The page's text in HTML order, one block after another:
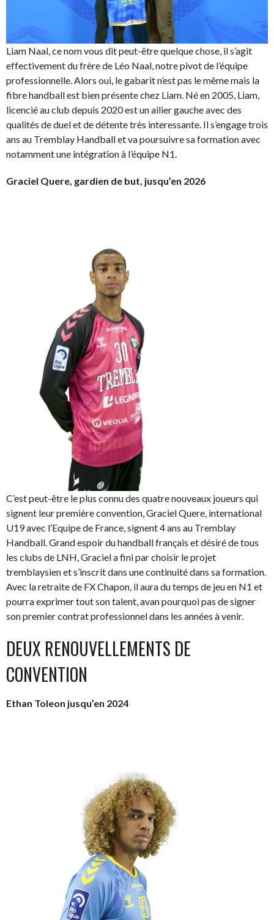
Liam Naal, ce nom vous dit peut-être quelque chose, il s’agit
effectivement du frère de Léo Naal, notre pivot de l’équipe
professionnelle. Alors oui, le gabarit n’est pas le même mais la
fibre handball est bien présente chez Liam. Né en 2005, Liam,
licencié au club depuis 2020 est un ailier gauche avec des
qualités de duel et de détente très interessante. Il s’engage trois
ans au Tremblay Handball et va poursuivre sa formation avec
notamment une intégration à l’équipe N1.
Graciel Quere, gardien de but, jusqu’en 2026
C’est peut-être le plus connu des quatre nouveaux joueurs qui
signent leur première convention, Graciel Quere, international
U19 avec l’Equipe de France, signent 4 ans au Tremblay
Handball. Grand espoir du handball français et désiré de tous
les clubs de LNH, Graciel a fini par choisir le projet
tremblaysien et s’inscrit dans une continuité dans sa formation.
Avec la retraite de FX Chapon, il aura du temps de jeu en N1 et
pourra exprimer tout son talent, avan pourquoi pas de signer
son premier contrat professionnel dans les années à venir.
DEUX RENOUVELLEMENTS DE
CONVENTION
Ethan Toleon jusqu’en 2024